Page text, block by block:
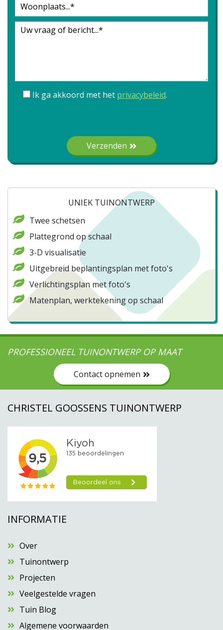
Ik ga akkoord met het privacybeleid.
Gelieve dit veld leeg te laten.
Verzenden
UNIEK TUINONTWERP
Twee schetsen
Plattegrond op schaal
3-D visualisatie
Uitgebreid beplantingsplan met foto's
Verlichtingsplan met foto's
Matenplan, werktekening op schaal
PROFESSIONEEL TUINONTWERP OP MAAT
Contact opnemen
CHRISTEL GOOSSENS TUINONTWERP
INFORMATIE
Over
Tuinontwerp
Projecten
Veelgestelde vragen
Tuin Blog
Algemene voorwaarden